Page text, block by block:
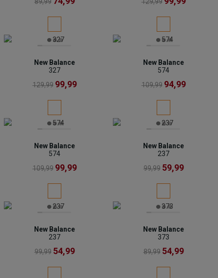
89,99
129,99
New Balance
327
129,99 99,99
New Balance
574
109,99 94,99
New Balance
574
109,99 99,99
New Balance
237
99,99 59,99
New Balance
237
99,99 54,99
New Balance
373
89,99 54,99